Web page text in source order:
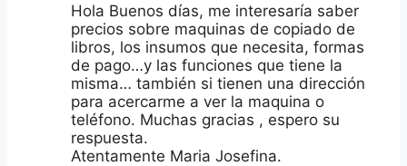
Hola Buenos días, me interesaría saber
precios sobre maquinas de copiado de
libros, los insumos que necesita, formas
de pago…y las funciones que tiene la
misma… también si tienen una dirección
para acercarme a ver la maquina o
teléfono. Muchas gracias , espero su
respuesta.
Atentamente Maria Josefina.